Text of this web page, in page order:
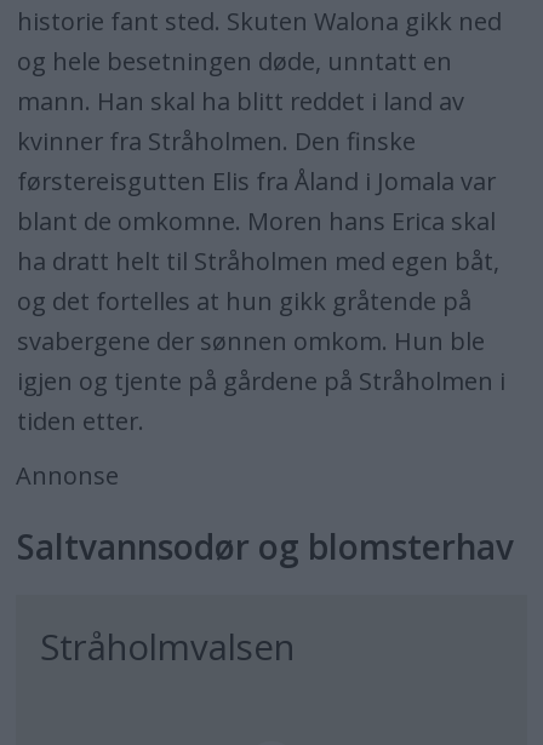
historie fant sted. Skuten Walona gikk ned
og hele besetningen døde, unntatt en
mann. Han skal ha blitt reddet i land av
kvinner fra Stråholmen. Den finske
førstereisgutten Elis fra Åland i Jomala var
blant de omkomne. Moren hans Erica skal
ha dratt helt til Stråholmen med egen båt,
og det fortelles at hun gikk gråtende på
svabergene der sønnen omkom. Hun ble
igjen og tjente på gårdene på Stråholmen i
tiden etter.
Annonse
Saltvannsodør og blomsterhav
Stråholmvalsen